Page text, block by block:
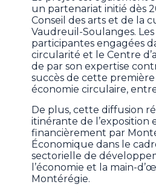
un partenariat initié dès
Conseil des arts et de la
Vaudreuil-Soulanges.
participantes engagées
circularité et le Centre
de par son expertise
succès de cette
économie circulaire,
De plus, cette diffusion
itinérante de l’exposition
financièrement par
Économique dans le
sectorielle de
l’économie et la main-
Montérégie.